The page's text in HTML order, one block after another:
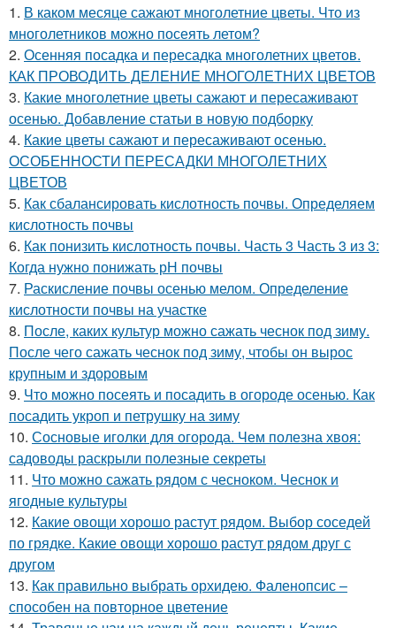
1. В каком месяце сажают многолетние цветы. Что из
многолетников можно посеять летом?
2. Осенняя посадка и пересадка многолетних цветов.
КАК ПРОВОДИТЬ ДЕЛЕНИЕ МНОГОЛЕТНИХ ЦВЕТОВ
3. Какие многолетние цветы сажают и пересаживают
осенью. Добавление статьи в новую подборку
4. Какие цветы сажают и пересаживают осенью.
ОСОБЕННОСТИ ПЕРЕСАДКИ МНОГОЛЕТНИХ
ЦВЕТОВ
5. Как сбалансировать кислотность почвы. Определяем
кислотность почвы
6. Как понизить кислотность почвы. Часть 3 Часть 3 из 3:
Когда нужно понижать рН почвы
7. Раскисление почвы осенью мелом. Определение
кислотности почвы на участке
8. После, каких культур можно сажать чеснок под зиму.
После чего сажать чеснок под зиму, чтобы он вырос
крупным и здоровым
9. Что можно посеять и посадить в огороде осенью. Как
посадить укроп и петрушку на зиму
10. Сосновые иголки для огорода. Чем полезна хвоя:
садоводы раскрыли полезные секреты
11. Что можно сажать рядом с чесноком. Чеснок и
ягодные культуры
12. Какие овощи хорошо растут рядом. Выбор соседей
по грядке. Какие овощи хорошо растут рядом друг с
другом
13. Как правильно выбрать орхидею. Фаленопсис –
способен на повторное цветение